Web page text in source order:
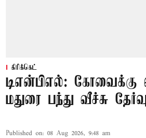
கிரிக்கெட்
டிஎன்பிஎல்: கோவைக்கு
மதுரை பந்து வீச்சு
Published on: 08 Aug 2026, 9:48 am